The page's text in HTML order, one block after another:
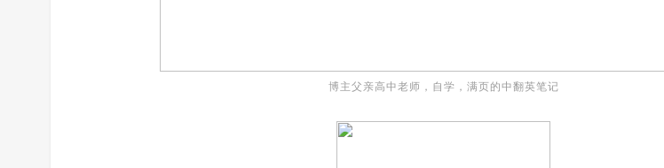
博主父亲高中老师，自学，满页的中翻英笔记